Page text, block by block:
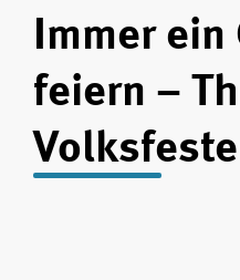
Immer
feiern –
Volksfeste